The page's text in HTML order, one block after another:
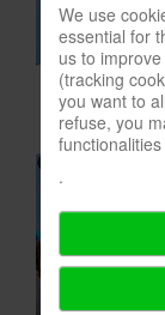
We use
essential for
us to
(tracking
you want to
refuse, you
.